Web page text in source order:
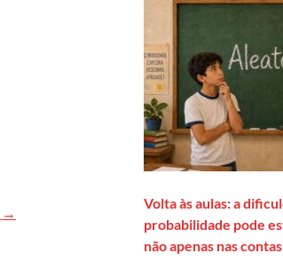
Torre de Babel ou quem confundiu nossas
→
Volta às aulas: a
probabilidade pode
não apenas nas contas